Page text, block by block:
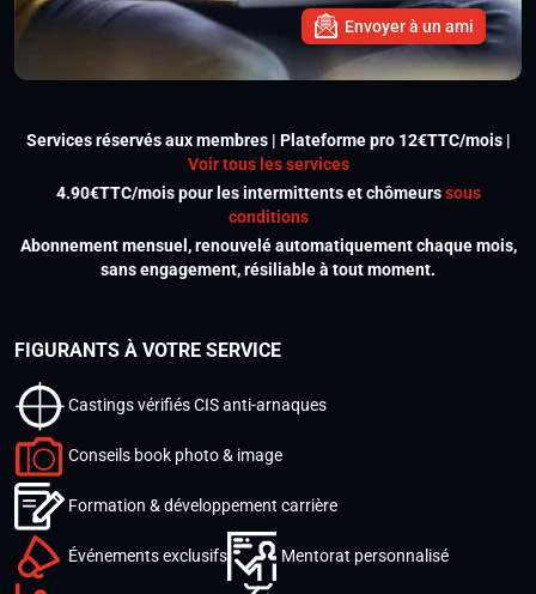
Envoyer à un ami
Services réservés aux membres | Plateforme pro 12€TTC/mois |
Voir tous les services
4.90€TTC/mois pour les intermittents et chômeurssous
conditions
Abonnement mensuel, renouvelé automatiquement chaque mois,
sans engagement, résiliable à tout moment.
FIGURANTS À VOTRE SERVICE
Castings vérifiés CIS anti-arnaques
Conseils book photo & image
Formation & développement carrière
Événements exclusifs Mentorat personnalisé